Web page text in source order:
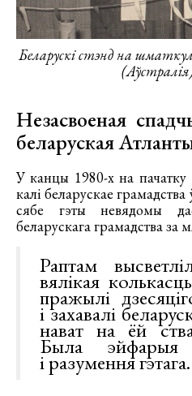
Беларускі стэнд на
Незасвоеная
беларуская
У канцы 1980-х на пачатку
калі беларускае
сябе гэты невядомы
беларускага грамадства за
Раптам
вялікая
пражылі
і захавалі
нават на ёй
Была
і разумення гэтага.